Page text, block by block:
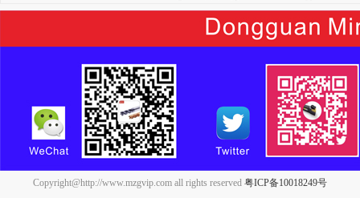
Copyright@http://www.mzgvip.com all rights reserved 粤ICP备10018249号